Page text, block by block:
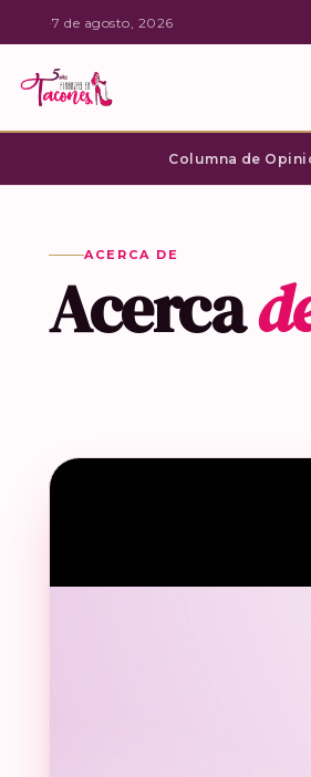
·7 de agosto, 2026
Columna de
ACERCA DE
Acerca